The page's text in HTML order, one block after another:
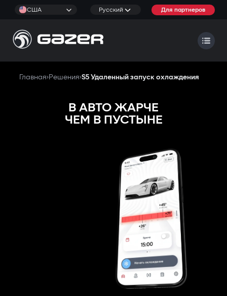
США Русский Для партнеров
Главная›Решения›S5 Удаленный запуск охлаждения
В АВТО ЖАРЧЕ
ЧЕМ В ПУСТЫНЕ